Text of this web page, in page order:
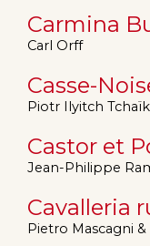
Carmina
Carl Orff
Casse-
Piotr Ilyitch
Castor et
Jean-Philippe
Cavalleria
Pietro Mascagni